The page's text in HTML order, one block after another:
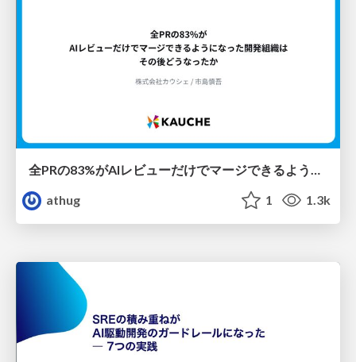
全PRの83%がAIレビューだけでマージできるようになった開発組織はその後どうなったか
athug
1 1.3k